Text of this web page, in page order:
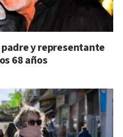
y representante
68 años